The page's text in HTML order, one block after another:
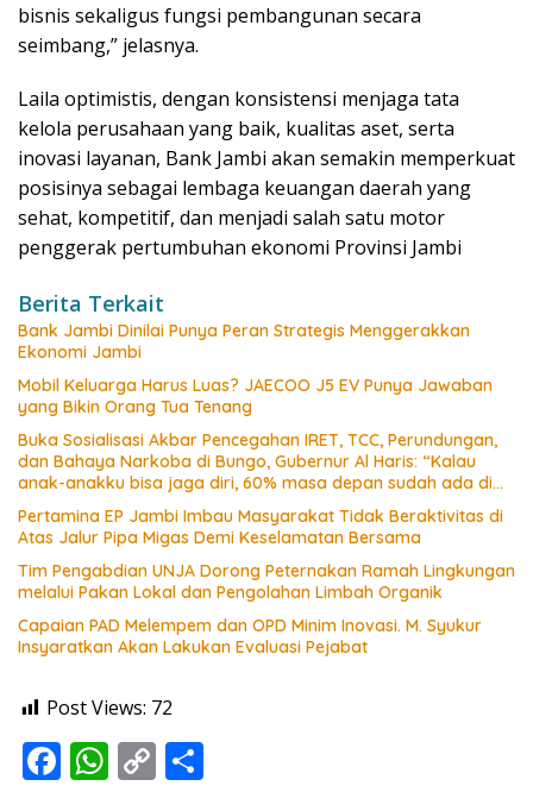
bisnis sekaligus fungsi pembangunan secara
seimbang,” jelasnya.
Laila optimistis, dengan konsistensi menjaga tata
kelola perusahaan yang baik, kualitas aset, serta
inovasi layanan, Bank Jambi akan semakin memperkuat
posisinya sebagai lembaga keuangan daerah yang
sehat, kompetitif, dan menjadi salah satu motor
penggerak pertumbuhan ekonomi Provinsi Jambi
Berita Terkait
Bank Jambi Dinilai Punya Peran Strategis Menggerakkan
Ekonomi Jambi
Mobil Keluarga Harus Luas? JAECOO J5 EV Punya Jawaban
yang Bikin Orang Tua Tenang
Buka Sosialisasi Akbar Pencegahan IRET, TCC, Perundungan,
dan Bahaya Narkoba di Bungo, Gubernur Al Haris: “Kalau
anak-anakku bisa jaga diri, 60% masa depan sudah ada di
Pertamina EP Jambi Imbau Masyarakat Tidak Beraktivitas di
Atas Jalur Pipa Migas Demi Keselamatan Bersama
Tim Pengabdian UNJA Dorong Peternakan Ramah Lingkungan
melalui Pakan Lokal dan Pengolahan Limbah Organik
Capaian PAD Melempem dan OPD Minim Inovasi. M. Syukur
Insyaratkan Akan Lakukan Evaluasi Pejabat
Post Views: 72
F W C